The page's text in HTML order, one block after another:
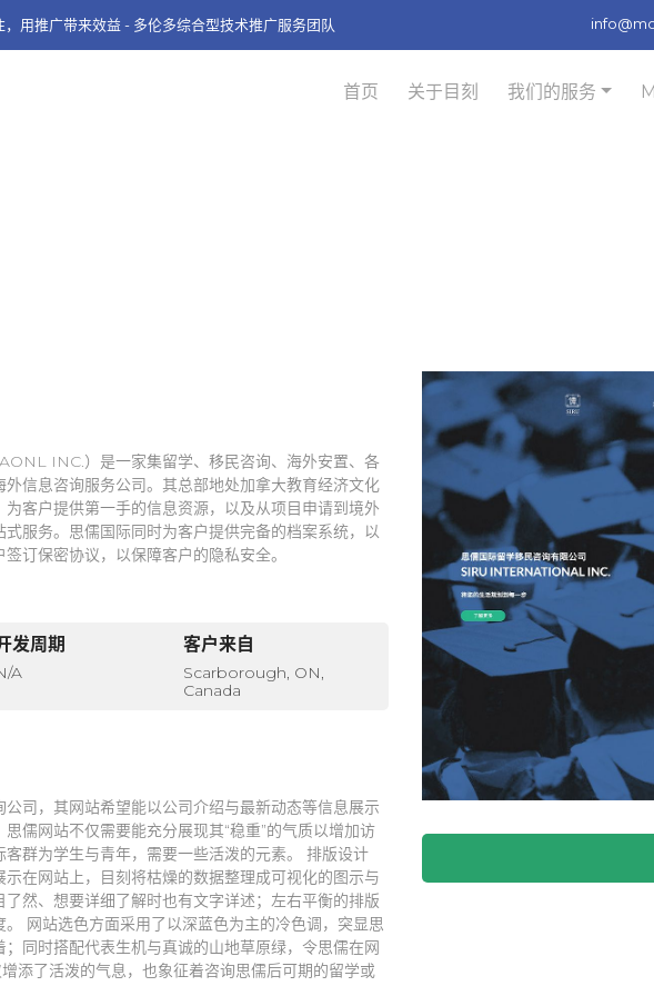
用推广带来效益 - 多伦多综合型技术推广服务团队
首页 关于目刻 我们的服务
INC.）是一家集留学、移民咨询、海外安置、各
信息咨询服务公司。其总部地处加拿大教育经济文化
客户提供第一手的信息资源，以及从项目申请到境外
服务。思儒国际同时为客户提供完备的档案系统，以
订保密协议，以保障客户的隐私安全。
发周期
A
客户来自
Scarborough, ON,
Canada
司，其网站希望能以公司介绍与最新动态等信息展示
儒网站不仅需要能充分展现其“稳重”的气质以增加访
群为学生与青年，需要一些活泼的元素。 排版设计
示在网站上，目刻将枯燥的数据整理成可视化的图示与
然、想要详细了解时也有文字详述；左右平衡的排版
网站选色方面采用了以深蓝色为主的冷色调，突显思
同时搭配代表生机与真诚的山地草原绿，令思儒在网
添了活泼的气息，也象征着咨询思儒后可期的留学或